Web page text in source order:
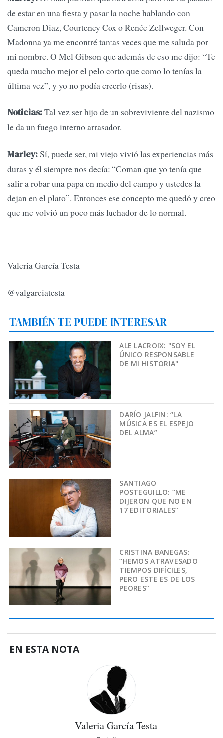
de estar en una fiesta y pasar la noche hablando con
Cameron Diaz, Courteney Cox o Renée Zellweger. Con
Madonna ya me encontré tantas veces que me saluda por
mi nombre. O Mel Gibson que además de eso me dijo: “Te
queda mucho mejor el pelo corto que como lo tenías la
última vez”, y yo no podía creerlo (risas).
Noticias:Tal vez ser hijo de un sobreviviente del nazismo
le da un fuego interno arrasador.
Marley:Sí, puede ser, mi viejo vivió las experiencias más
duras y él siempre nos decía: “Coman que yo tenía que
salir a robar una papa en medio del campo y ustedes la
dejan en el plato”. Entonces ese concepto me quedó y creo
que me volvió un poco más luchador de lo normal.
Valeria García Testa
@valgarciatesta
TAMBIÉN TE PUEDE INTERESAR
ALE LACROIX: "SOY EL
ÚNICO RESPONSABLE
DE MI HISTORIA"
DARÍO JALFIN: “LA
MÚSICA ES EL ESPEJO
DEL ALMA”
SANTIAGO
POSTEGUILLO: “ME
DIJERON QUE NO EN
17 EDITORIALES”
CRISTINA BANEGAS:
“HEMOS ATRAVESADO
TIEMPOS DIFÍCILES,
PERO ESTE ES DE LOS
PEORES”
EN ESTA NOTA
Valeria García Testa